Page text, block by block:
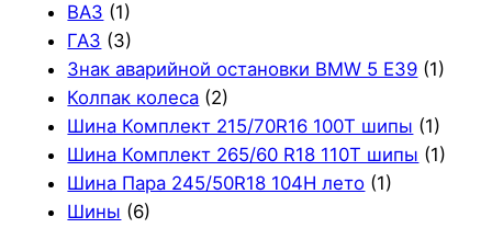
ВАЗ (1)
ГАЗ (3)
Знак аварийной остановки BMW 5 E39 (1)
Колпак колеса (2)
Шина Комплект 215/70R16 100T шипы (1)
Шина Комплект 265/60 R18 110T шипы (1)
Шина Пара 245/50R18 104H лето (1)
Шины (6)